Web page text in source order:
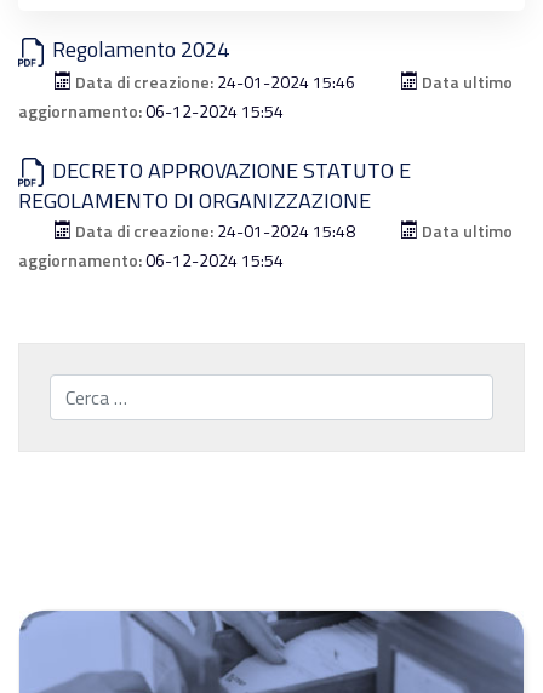
Regolamento 2024
Data di creazione:24-01-2024 15:46
Data ultimo
aggiornamento:06-12-2024 15:54
DECRETO APPROVAZIONE STATUTO E
REGOLAMENTO DI ORGANIZZAZIONE
Data di creazione:24-01-2024 15:48
Data ultimo
aggiornamento:06-12-2024 15:54
Cerca...